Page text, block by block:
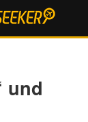
und